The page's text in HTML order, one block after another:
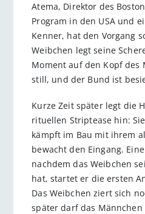
Atema, Direktor des
Program in den USA und
Kenner, hat den Vorgang
Weibchen legt seine
Moment auf den Kopf des
still, und der Bund ist
Kurze Zeit später legt die
rituellen Striptease hin:
kämpft im Bau mit ihrem
bewacht den Eingang.
nachdem das Weibchen
hat, startet er die ersten
Das Weibchen ziert sich
später darf das